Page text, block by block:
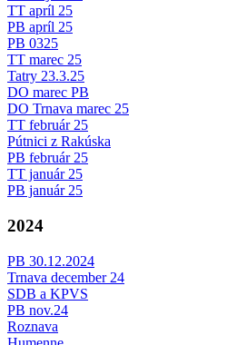
TT apríl 25
PB apríl 25
PB 0325
TT marec 25
Tatry 23.3.25
DO marec PB
DO Trnava marec 25
TT február 25
Pútnici z Rakúska
PB február 25
TT január 25
PB január 25
2024
PB 30.12.2024
Trnava december 24
SDB a KPVS
PB nov.24
Roznava